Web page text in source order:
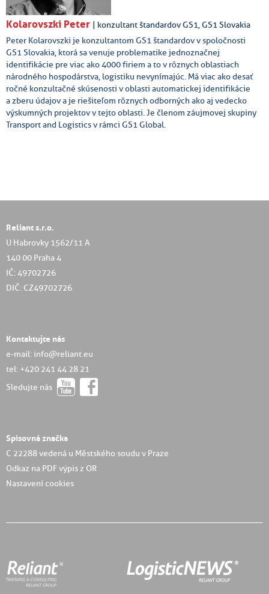
Kolarovszki Peter | konzultant štandardov GS1, GS1 Slovakia
Peter Kolarovszki je konzultantom GS1 štandardov v spoločnosti
GS1 Slovakia, ktorá sa venuje problematike jednoznačnej
identifikácie pre viac ako 4000 firiem a to v rôznych oblastiach
národného hospodárstva, logistiku nevynímajúc. Má viac ako desať
ročné konzultačné skúsenosti v oblasti automatickej identifikácie
a zberu údajov a je riešiteľom rôznych odborných ako aj vedecko
výskumných projektov v tejto oblasti. Je členom záujmovej skupiny
Transport and Logistics v rámci GS1 Global.
Reliant s.r.o.
U Habrovky 1562/11 A
140 00 Praha 4
IČ: 49702726
DIČ: CZ49702726
Kontaktujte nás
e-mail: info@reliant.eu
tel: +420 241 44 28 21
Sledujte nás
Spisovná značka
C 22288 vedená u Městského soudu v Praze
Odkaz na PDF výpis z OR
Nastavení cookies